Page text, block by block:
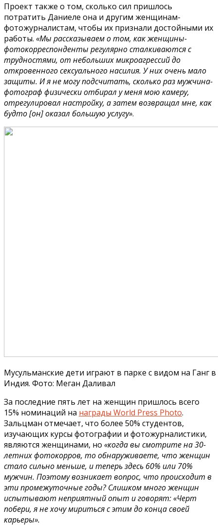
Проект также о том, сколько сил пришлось
потратить Даниеле она и другим женщинам-
фотожурналистам, чтобы их признали достойными их
работы. «Мы рассказываем о том, как женщины-
фотокорреспонденты регулярно сталкиваются с
трудностями, от небольших микроагрессий до
откровенного сексуального насилия. У них очень мало
защиты. И я не могу подсчитать, сколько раз мужчина-
фотограф физически отбирал у меня мою камеру,
отрегулировал настройку, а затем возвращал мне, как
будто [он] оказал большую услугу».
Мусульманские дети играют в парке с видом на Ганг
Индия. Фото: Меган Даливал
За последние пять лет на женщин пришлось всего
15% номинаций на награды World Press Photo.
Зальцман отмечает, что более 50% студентов,
изучающих курсы фотографии и фотожурналистики,
являются женщинами, но «когда вы смотрите на 30-
летних фотокорров, то обнаруживаете, что женщин
стало сильно меньше, и теперь здесь 60% или 70%
мужчин. Поэтому возникает вопрос, что происходит в
эти промежуточные годы? Слишком много женщин
испытывают неприятный опыт и говорят: «Черт
побери, я не хочу мириться с этим до конца своей
карьеры».